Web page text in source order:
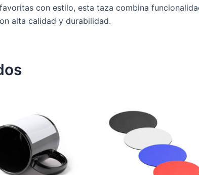
con estilo, esta taza combina
alta calidad y durabilidad.